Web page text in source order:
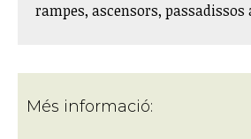
rampes, ascensors,
Més informació: